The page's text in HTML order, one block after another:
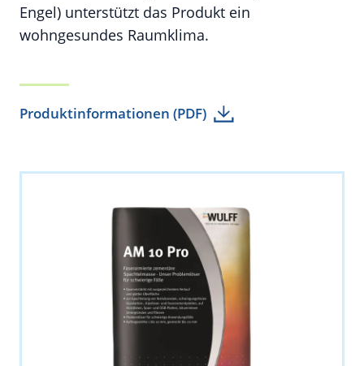
Engel) unterstützt das Produkt ein
wohngesundes Raumklima.
Produktinformationen (PDF)